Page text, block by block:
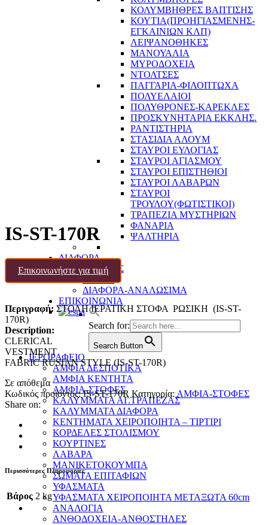
ΚΟΛΥΜΒΗΘΡΕΣ ΒΑΠΤΙΣΗΣ
ΚΟΥΤΙΑ(ΠΡΟΗΓΙΑΣΜΕΝΗΣ-
ΕΓΚΑΙΝΙΩΝ ΚΛΠ)
ΛΕΙΨΑΝΟΘΗΚΕΣ
ΜΑΝΟΥΑΛΙΑ
ΜΥΡΟΔΟΧΕΙΑ
ΝΤΟΛΤΣΕΣ
ΠΑΓΓΑΡΙΑ-ΦΙΛΟΠΤΩΧΑ
ΠΟΛΥΕΛΑΙΟΙ
ΠΟΛΥΘΡΟΝΕΣ-ΚΑΡΕΚΛΕΣ
ΠΡΟΣΚΥΝΗΤΑΡΙΑ ΕΚΚΛΗΣ.
ΡΑΝΤΙΣΤΗΡΙΑ
ΣΤΑΣΙΔΙΑ ΑΛΟΥΜ
ΣΤΑΥΡΟΙ ΕΥΛΟΓΙΑΣ
ΣΤΑΥΡΟΙ ΑΓΙΑΣΜΟΥ
ΣΤΑΥΡΟΙ ΕΠΙΣΤΗΘΙΟΙ
ΣΤΑΥΡΟΙ ΛΑΒΑΡΩΝ
ΣΤΑΥΡΟΙ
ΤΡΟΥΛΟΥ(ΦΩΤΙΣΤΙΚΟΙ)
ΤΡΑΠΕΖΙΑ ΜΥΣΤΗΡΙΩΝ
ΦΑΝΑΡΙΑ
ΨΑΛΤΗΡΙΑ
ΔΙΑΦΟΡΑ
ΕΙΚΟΝΕΣ
ΔΙΑΦΟΡΑ-ΑΝΑΛΩΣΙΜΑ
ΕΠΙΚΟΙΝΩΝΙΑ
Search for:
Search Button
ΙΕΡΟΡΑΦΕΙΟ
ΑΜΦΙΑ ΔΕΣΠΟΤΙΚΑ
ΑΜΦΙΑ ΚΕΝΤΗΤΑ
ΑΜΦΙΑ-ΣΤΟΦΕΣ
ΚΑΛΥΜΜΑΤΑ ΑΓ.ΤΡΑΠΕΖΑΣ
ΚΑΛΥΜΜΑΤΑ ΔΙΑΦΟΡΑ
ΚΕΝΤΗΜΑΤΑ ΧΕΙΡΟΠΟΙΗΤΑ – ΤΙΡΤΙΡΙ
ΚΟΡΔΕΛΕΣ ΣΤΟΛΙΣΜΟΥ
ΚΟΥΡΤΙΝΕΣ
ΛΑΒΑΡΑ
ΜΑΝΙΚΕΤΟΚΟΥΜΠΑ
ΣΩΜΑΤΑ ΕΠΙΤΑΦΙΩΝ
ΥΦΑΣΜΑΤΑ
ΥΦΑΣΜΑΤΑ ΧΕΙΡΟΠΟΙΗΤΑ ΜΕΤΑΞΩΤΑ 60cm
ΑΝΑΛΟΓΙΑ
ΑΝΘΟΔΟΧΕΙΑ-ΑΝΘΟΣΤΗΛΕΣ
IS-ST-170R
Επικοινωνήστε για τιμή
Περιγραφή: ΣΤΟΛΗ ΙΕΡΑΤΙΚΗ ΣΤΟΦΑ ΡΩΣΙΚΗ (IS-ST-
170R)
Description:
CLERICAL
VESTMENT
FABRIC RUSIAN STYLE (IS-ST-170R)
Σε απόθεμα
Κωδικός προϊόντος:IS-ST-170R Κατηγορία: ΑΜΦΙΑ-ΣΤΟΦΕΣ
Share on:
Περισσότερες Πληροφορίες
Βάρος 2 kg